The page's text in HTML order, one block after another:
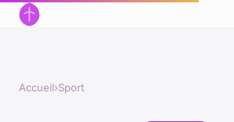
Accueil›Sport